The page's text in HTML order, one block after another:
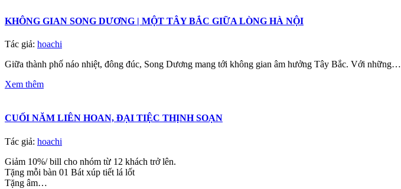
KHÔNG GIAN SONG DƯƠNG | MỘT TÂY BẮC GIỮA LÒNG HÀ NỘI
Tác giả: hoachi
Giữa thành phố náo nhiệt, đông đúc, Song Dương mang tới không gian âm hưởng Tây Bắc. Với những…
Xem thêm
CUỐI NĂM LIÊN HOAN, ĐẠI TIỆC THỊNH SOẠN
Tác giả: hoachi
Giảm 10%/ bill cho nhóm từ 12 khách trở lên.
Tặng mỗi bàn 01 Bát xúp tiết lá lốt
Tặng âm…